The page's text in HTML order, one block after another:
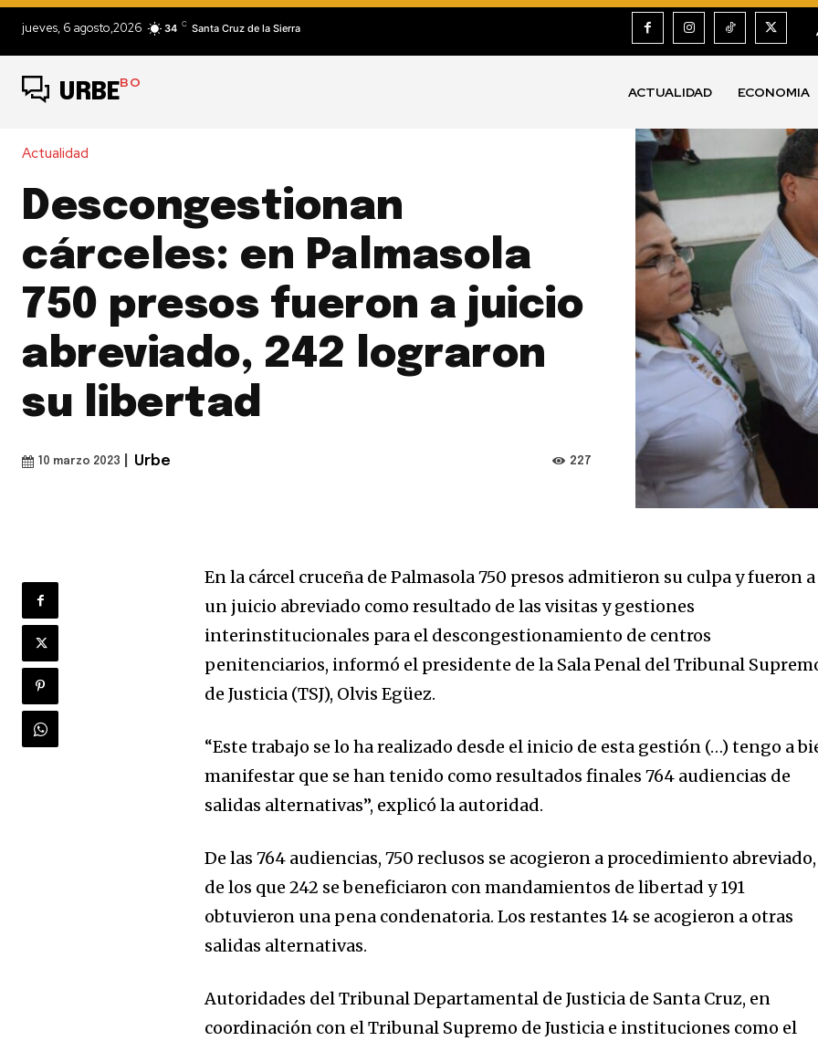
SUBSCRIBERS and be part
jueves, 6 agosto,2026 34 C Santa Cruz de la Sierra
URBEBO
ACTUALIDAD ECONOMIA
Actualidad
Descongestionan
cárceles: en Palmasola
750 presos fueron a juicio
abreviado, 242 lograron
su libertad
10 marzo 2023 Urbe 227
En la cárcel cruceña de Palmasola 750 presos admitieron su culpa y fueron a
un juicio abreviado como resultado de las visitas y gestiones
interinstitucionales para el descongestionamiento de centros
penitenciarios, informó el presidente de la Sala Penal del Tribunal
de Justicia (TSJ), Olvis Egüez.
“Este trabajo se lo ha realizado desde el inicio de esta gestión (…) tengo a
manifestar que se han tenido como resultados finales 764 audiencias de
salidas alternativas”, explicó la autoridad.
De las 764 audiencias, 750 reclusos se acogieron a procedimiento abreviado,
de los que 242 se beneficiaron con mandamientos de libertad y 191
obtuvieron una pena condenatoria. Los restantes 14 se acogieron a otras
salidas alternativas.
Autoridades del Tribunal Departamental de Justicia de Santa Cruz, en
coordinación con el Tribunal Supremo de Justicia e instituciones como el